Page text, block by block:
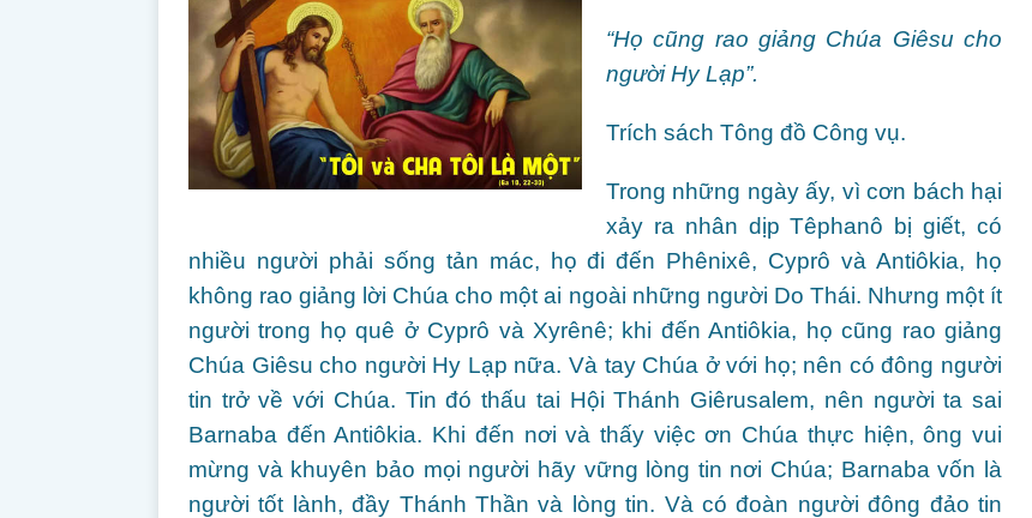
“Họ cũng rao giảng Chúa Giêsu cho
người Hy Lạp”.
Trích sách Tông đồ Công vụ.
Trong những ngày ấy, vì cơn bách hại
xảy ra nhân dịp Têphanô bị giết, có
nhiều người phải sống tản mác, họ đi đến Phênixê, Cyprô và Antiôkia, họ
không rao giảng lời Chúa cho một ai ngoài những người Do Thái. Nhưng một ít
người trong họ quê ở Cyprô và Xyrênê; khi đến Antiôkia, họ cũng rao giảng
Chúa Giêsu cho người Hy Lạp nữa. Và tay Chúa ở với họ; nên có đông người
tin trở về với Chúa. Tin đó thấu tai Hội Thánh Giêrusalem, nên người ta sai
Barnaba đến Antiôkia. Khi đến nơi và thấy việc ơn Chúa thực hiện, ông vui
mừng và khuyên bảo mọi người hãy vững lòng tin nơi Chúa; Barnaba vốn là
người tốt lành, đầy Thánh Thần và lòng tin. Và có đoàn người đông đảo tin